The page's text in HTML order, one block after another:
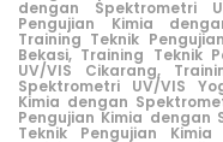
dengan Spektrometri
Pengujian Kimia
Training Teknik
Bekasi, Training Teknik
UV/VIS Cikarang,
Spektrometri UV/VIS
Kimia dengan
Pengujian Kimia dengan
Teknik Pengujian